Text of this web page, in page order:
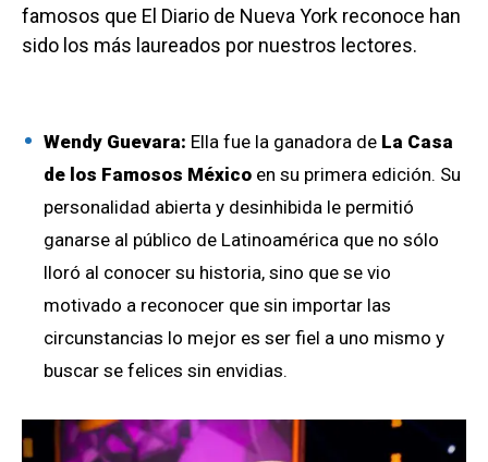
famosos que El Diario de Nueva York reconoce han
sido los más laureados por nuestros lectores.
Wendy Guevara: Ella fue la ganadora de La Casa
de los Famosos México en su primera edición. Su
personalidad abierta y desinhibida le permitió
ganarse al público de Latinoamérica que no sólo
lloró al conocer su historia, sino que se vio
motivado a reconocer que sin importar las
circunstancias lo mejor es ser fiel a uno mismo y
buscar se felices sin envidias.